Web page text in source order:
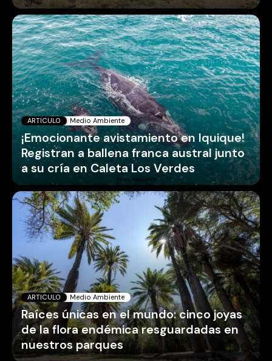
ARTICULO Medio Ambiente
¡Emocionante avistamiento en Iquique!
Registran a ballena franca austral junto
a su cría en Caleta Los Verdes
ARTICULO Medio Ambiente
Raíces únicas en el mundo: cinco joyas
de la flora endémica resguardadas en
nuestros parques